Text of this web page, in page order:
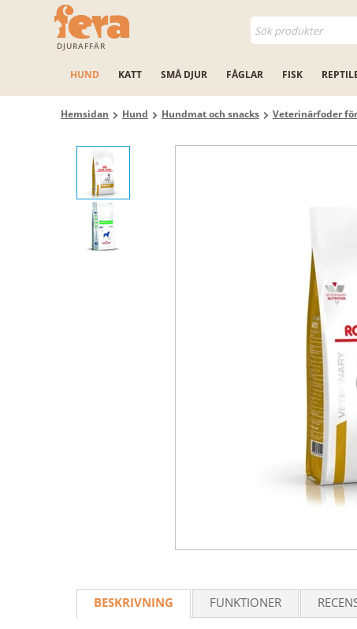
DJURAFFÄR
HUND KATT SMÅ DJUR FÅGLAR FISK
Hemsidan Hund Hundmat och snacks Veterinärfoder
BESKRIVNING FUNKTIONER